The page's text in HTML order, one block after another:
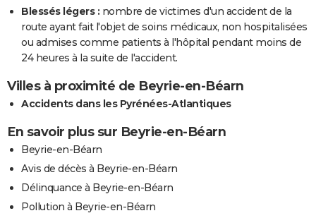
Blessés légers : nombre de victimes d'un accident de la
route ayant fait l'objet de soins médicaux, non hospitalisées
ou admises comme patients à l'hôpital pendant moins de
24 heures à la suite de l'accident.
Villes à proximité de Beyrie-en-Béarn
Accidents dans les Pyrénées-Atlantiques
En savoir plus sur Beyrie-en-Béarn
Beyrie-en-Béarn
Avis de décès à Beyrie-en-Béarn
Délinquance à Beyrie-en-Béarn
Pollution à Beyrie-en-Béarn